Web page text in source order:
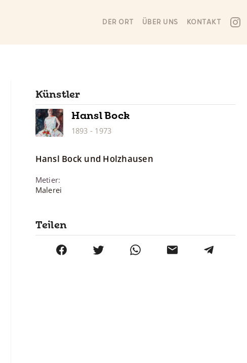
DER ORT ÜBER UNS KONTAKT
Künstler
HanslBock
1893 - 1973
Hansl Bock und Holzhausen
Metier:
Malerei
Teilen